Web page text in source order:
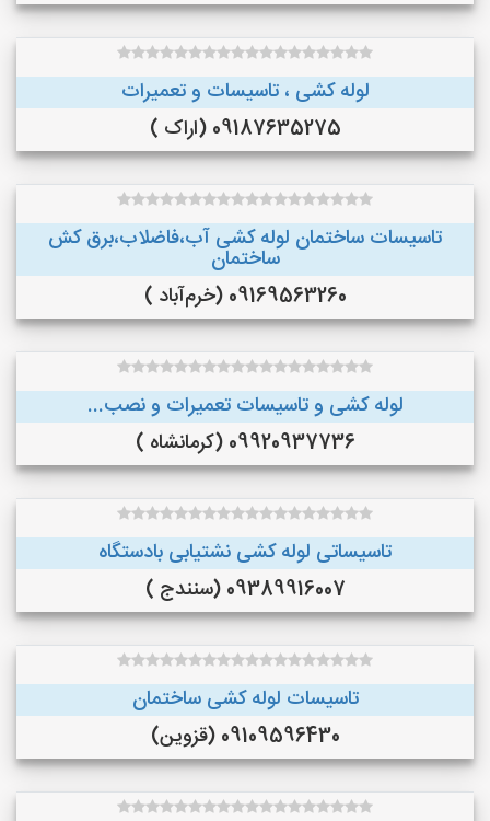
لوله کشی ، تاسیسات و تعمیرات
09187635275 (اراک )
تاسیسات ساختمان لوله کشی آب،فاضلاب،برق کش
ساختمان
09169563260 (خرم‌آباد )
لوله کشی و تاسیسات تعمیرات و نصب...
09920937736 (کرمانشاه )
تاسیساتی لوله کشی نشتیابی بادستگاه
09389916007 (سنندج )
تاسیسات لوله کشی ساختمان
09109596430 (قزوین)